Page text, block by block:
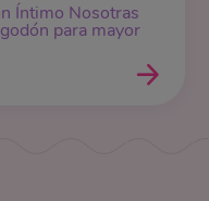
Íntimo Nosotras
para mayor